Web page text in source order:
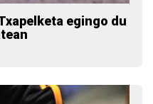
egingo du